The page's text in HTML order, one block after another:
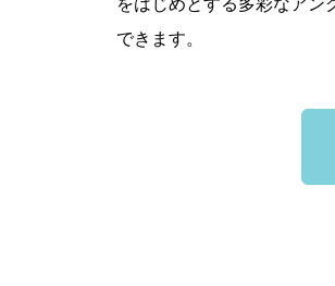
をはじめとする多彩なアン
できます。